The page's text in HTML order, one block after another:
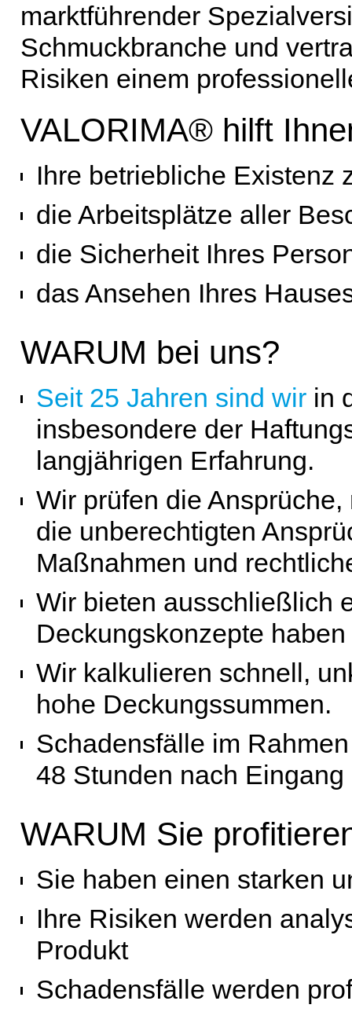
marktführender
Schmuckbranche und
Risiken einem
VALORIMA® hilft
Ihre betriebliche Existenz
die Arbeitsplätze aller
die Sicherheit Ihres
das Ansehen Ihres
WARUM bei uns?
Seit 25 Jahren sind wir in
insbesondere der
langjährigen Erfahrung.
Wir prüfen die
die unberechtigten
Maßnahmen und
Wir bieten ausschließlich
Deckungskonzepte
Wir kalkulieren schnell,
hohe Deckungssummen.
Schadensfälle im
48 Stunden nach
WARUM Sie
Sie haben einen starken
Ihre Risiken werden
Produkt
Schadensfälle werden